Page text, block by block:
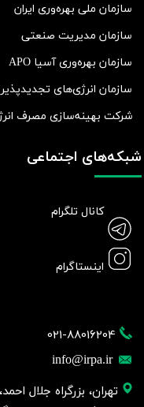
021-88016204
info@irpa.ir
تهران، بزرگراه جلال
سازمان ملی بهره‌وری ایران
سازمان مدیریت صنعتی
سازمان بهره‌وری آسیا APO
سازمان انرژی‌های تجدیدپذیر
شرکت بهينه‌سازی مصرف
شبکه‌های اجتماعی
کانال تلگرام
اینستاگرام